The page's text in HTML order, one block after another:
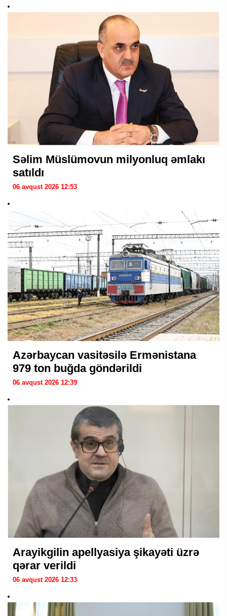
Səlim Müslümovun milyonluq əmlakı
satıldı
06 avqust 2026 12:53
Azərbaycan vasitəsilə Ermənistana
979 ton buğda göndərildi
06 avqust 2026 12:39
Arayikgilin apellyasiya şikayəti üzrə
qərar verildi
06 avqust 2026 12:33